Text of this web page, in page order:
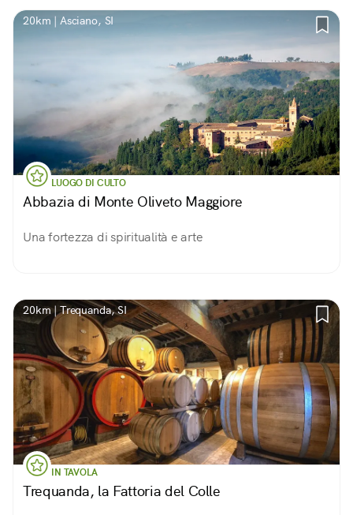
20km | Asciano, SI
LUOGO DI CULTO
Abbazia di Monte Oliveto Maggiore
Una fortezza di spiritualità e arte
20km | Trequanda, SI
IN TAVOLA
Trequanda, la Fattoria del Colle